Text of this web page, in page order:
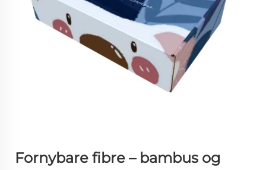
Fornybare fibre – bambus og